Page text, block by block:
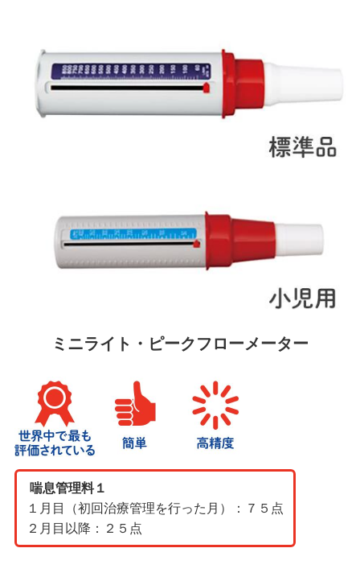
ミニライト・ピークフローメーター
喘息管理料１
１月目（初回治療管理を行った月）：７５点
２月目以降：２５点